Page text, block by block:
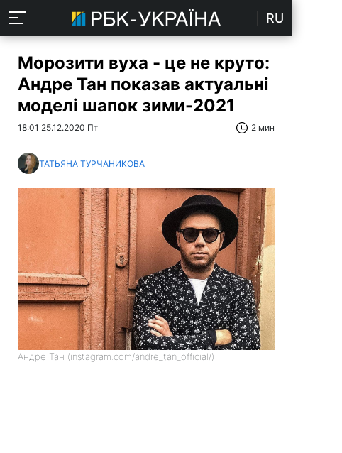
RU
Морозити вуха - це не круто:
Андре Тан показав актуальні
моделі шапок зими-2021
18:01 25.12.2020 Пт 2 мин
ТАТЬЯНА ТУРЧАНИКОВА
Андре Тан (instagram.com/andre_tan_official/)